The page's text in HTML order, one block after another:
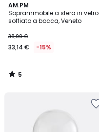
AM.PM
Soprammobile a sfera in vetro
soffiato a bocca, Veneto
38,99 €
33,14 € -15%
5
/
5
5
/